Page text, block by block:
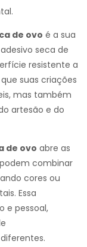
de ovo é a sua
seca de
resistente a
suas criações
mas também
artesão e do
de ovo abre as
combinar
cores ou
Essa
e pessoal,